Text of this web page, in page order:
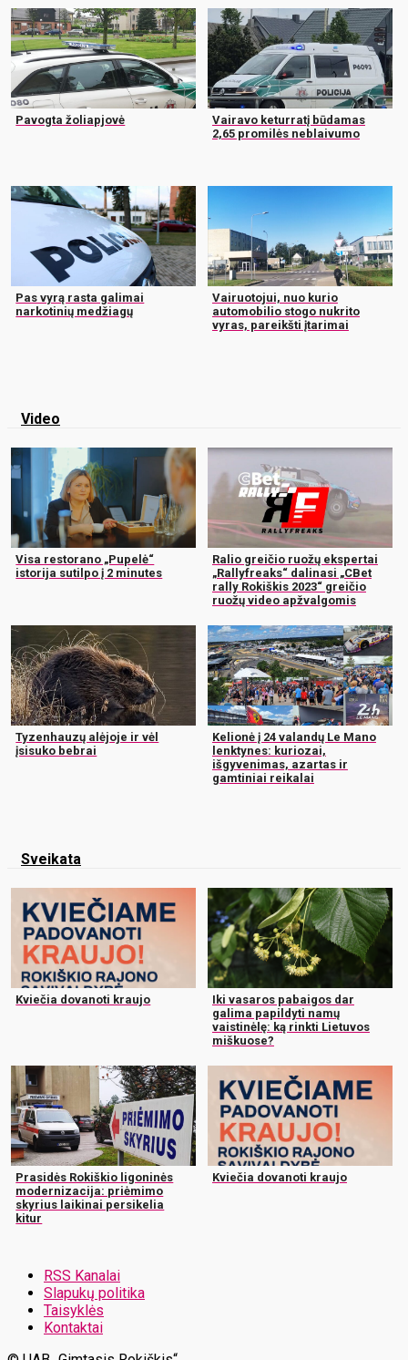
Pavogta žoliapjovė
Vairavo keturratį būdamas
2,65 promilės neblaivumo
Pas vyrą rasta galimai
narkotinių medžiagų
Vairuotojui, nuo kurio
automobilio stogo nukrito
vyras, pareikšti įtarimai
Video
Visa restorano „Pupelė“
istorija sutilpo į 2 minutes
Ralio greičio ruožų ekspertai
„Rallyfreaks“ dalinasi „CBet
rally Rokiškis 2023“ greičio
ruožų video apžvalgomis
Tyzenhauzų alėjoje ir vėl
įsisuko bebrai
Kelionė į 24 valandų Le Mano
lenktynes: kuriozai,
išgyvenimas, azartas ir
gamtiniai reikalai
Sveikata
Kviečia dovanoti kraujo
Iki vasaros pabaigos dar
galima papildyti namų
vaistinėlę: ką rinkti Lietuvos
miškuose?
Prasidės Rokiškio ligoninės
modernizacija: priėmimo
skyrius laikinai persikelia
kitur
Kviečia dovanoti kraujo
RSS Kanalai
Slapukų politika
Taisyklės
Kontaktai